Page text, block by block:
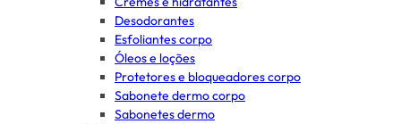
Desodorantes
Esfoliantes corpo
Óleos e loções
Protetores e bloqueadores corpo
Sabonete dermo corpo
Sabonetes dermo